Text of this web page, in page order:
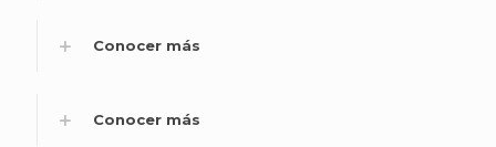
Conocer más
Conocer más